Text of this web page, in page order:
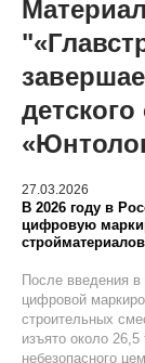
27.03.2026
В 2026 году в
цифровую
стройматериалов
После введения в
цифровой
строительных
изъято около 26,5
небезопасного